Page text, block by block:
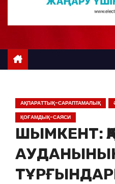
АҚПАРАТТЫҚ-САРАПТАМАЛЫҚ
ҚОҒАМДЫҚ-САЯСИ
ШЫМКЕНТ: